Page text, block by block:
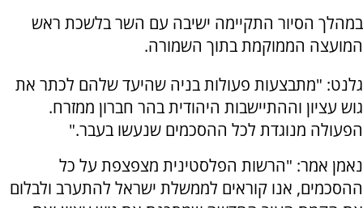
במהלך הסיור התקיימה ישיבה עם השר בלשכת ראש
המועצה הממוקמת בתוך השמורה.
גלנט: "מתבצעות פעולות בניה שהיעד שלהם לכתר את
גוש עציון וההתיישבות היהודית בהר חברון ממזרח.
הפעולה מנוגדת לכל ההסכמים שנעשו בעבר."
נאמן אמר: "הרשות הפלסטינית מצפצפת על כל
ההסכמים, אנו קוראים לממשלת ישראל להתערב ולבלום